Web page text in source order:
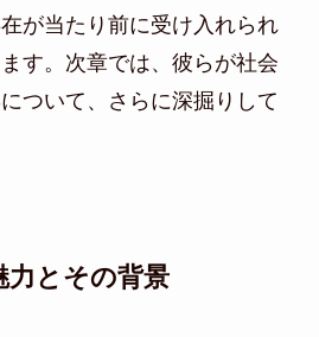
が当たり前に受け入れられ
す。次章では、彼らが社会
ついて、さらに深掘りして
力とその背景